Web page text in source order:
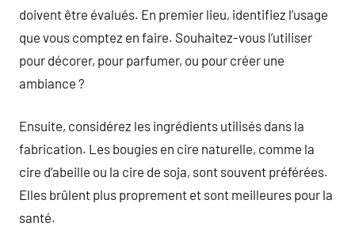
doivent être évalués. En premier lieu, identifiez l’usage
que vous comptez en faire. Souhaitez-vous l’utiliser
pour décorer, pour parfumer, ou pour créer une
ambiance ?
Ensuite, considérez les ingrédients utilisés dans la
fabrication. Les bougies en cire naturelle, comme la
cire d’abeille ou la cire de soja, sont souvent préférées.
Elles brûlent plus proprement et sont meilleures pour la
santé.